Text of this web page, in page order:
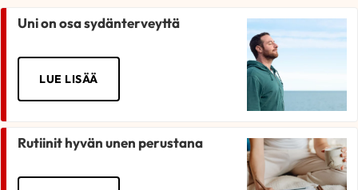
Uni on osa sydänterveyttä
LUE LISÄÄ
Rutiinit hyvän unen perustana